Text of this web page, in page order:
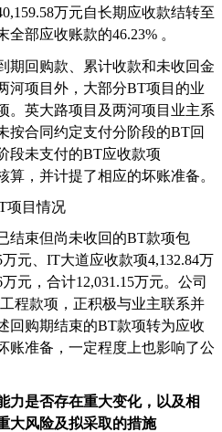
万元自长期应收款结转至
全部应收账款的46.23% 。
期回购款、累计收款和未收回金
河项目外，大部分BT项目的业
。英大路项目及两河项目业主系
按合同约定支付分阶段的BT回
段未支付的BT应收款项
算，并计提了相应的坏账准备。
项目情况
结束但尚未收回的BT款项包
万元、 IT大道应收款项4,132.84万
万元，合计12,031.15万元。公司
工程款项，正积极与业主联系并
回购期结束的BT款项转为应收
账准备，一定程度上也影响了公
力是否存在重大变化，以及相
大风险及拟采取的措施